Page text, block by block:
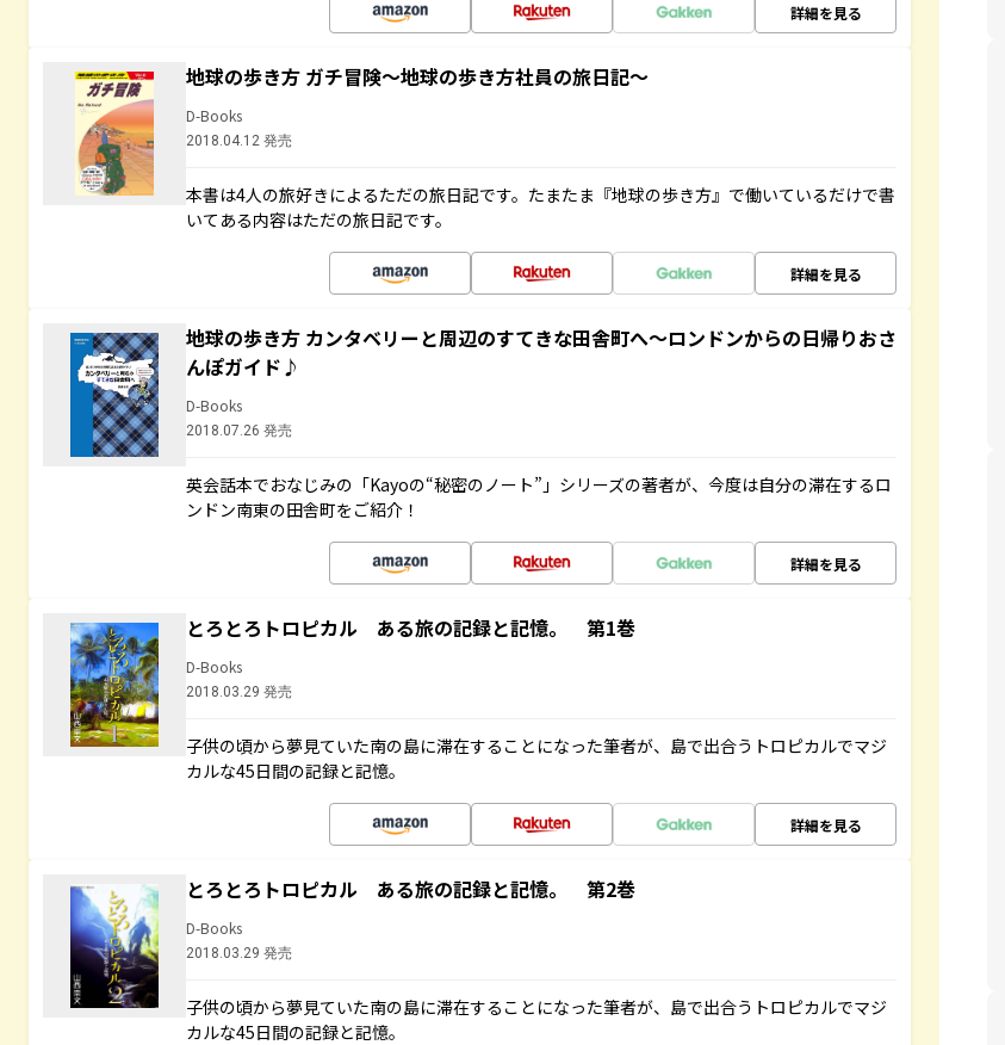
詳細を見る
地球の歩き方 ガチ冒険～地球の歩き方社員の旅日記～
D-Books
2018.04.12 発売
本書は4人の旅好きによるただの旅日記です。たまたま『地球の歩き方』で働いているだけで書
いてある内容はただの旅日記です。
詳細を見る
地球の歩き方 カンタベリーと周辺のすてきな田舎町へ～ロンドンからの日帰りおさ
んぽガイド♪
D-Books
2018.07.26 発売
英会話本でおなじみの「Kayoの“秘密のノート”」シリーズの著者が、今度は自分の滞在するロ
ンドン南東の田舎町をご紹介！
詳細を見る
とろとろトロピカル ある旅の記録と記憶。 第1巻
D-Books
2018.03.29 発売
子供の頃から夢見ていた南の島に滞在することになった筆者が、島で出合うトロピカルでマジ
カルな45日間の記録と記憶。
詳細を見る
とろとろトロピカル ある旅の記録と記憶。 第2巻
D-Books
2018.03.29 発売
子供の頃から夢見ていた南の島に滞在することになった筆者が、島で出合うトロピカルでマジ
カルな45日間の記録と記憶。